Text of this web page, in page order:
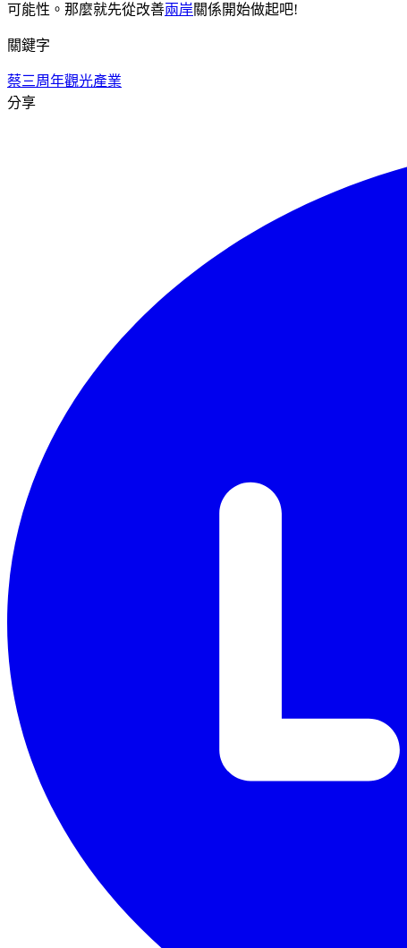
可能性。那麼就先從改善兩岸關係開始做起吧!
關鍵字
蔡三周年觀光產業
分享